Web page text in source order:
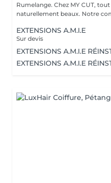
Rumelange. Chez MY CUT, tout tourne autour des cheveux
naturellement beaux.
EXTENSIONS A.M.I.E
Sur devis
EXTENSIONS A.M.I.E
EXTENSIONS A.M.I.E